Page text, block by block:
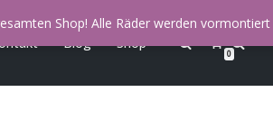
Blog Shop
0
Shop! Alle Räder werden